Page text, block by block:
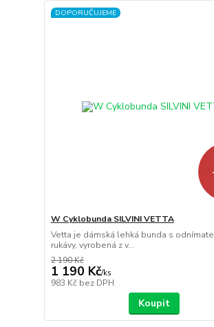
DOPORUČUJEME
W Cyklobunda SILVINI VETTA
Vetta je dámská lehká bunda s
rukávy, vyrobená z v...
2 190 Kč
1 190 Kč/ks
983 Kč bez DPH
Koupit